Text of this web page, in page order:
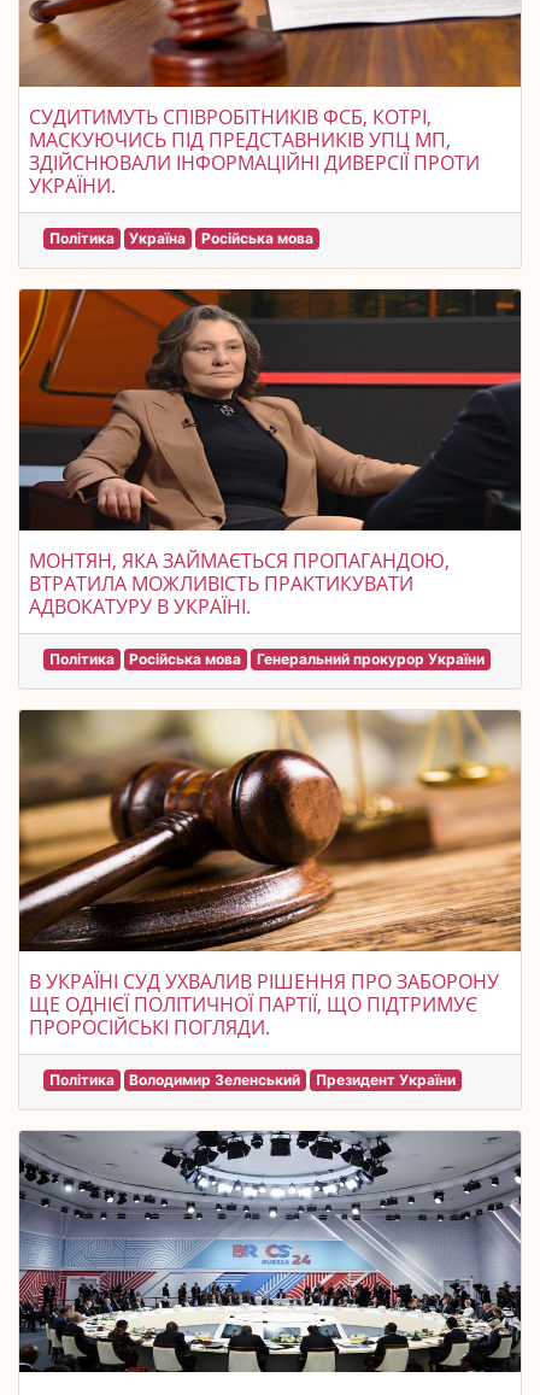
СУДИТИМУТЬ СПІВРОБІТНИКІВ ФСБ, КОТРІ,
МАСКУЮЧИСЬ ПІД ПРЕДСТАВНИКІВ УПЦ МП,
ЗДІЙСНЮВАЛИ ІНФОРМАЦІЙНІ ДИВЕРСІЇ ПРОТИ
УКРАЇНИ.
Політика Україна Російська мова
МОНТЯН, ЯКА ЗАЙМАЄТЬСЯ ПРОПАГАНДОЮ,
ВТРАТИЛА МОЖЛИВІСТЬ ПРАКТИКУВАТИ
АДВОКАТУРУ В УКРАЇНІ.
Політика Російська мова Генеральний прокурор України
В УКРАЇНІ СУД УХВАЛИВ РІШЕННЯ ПРО ЗАБОРОНУ
ЩЕ ОДНІЄЇ ПОЛІТИЧНОЇ ПАРТІЇ, ЩО ПІДТРИМУЄ
ПРОРОСІЙСЬКІ ПОГЛЯДИ.
Політика Володимир Зеленський Президент України